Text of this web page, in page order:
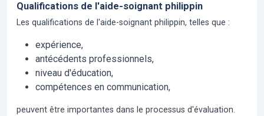
Qualifications de l'aide-soignant philippin
Les qualifications de l'aide-soignant philippin, telles que :
expérience,
antécédents professionnels,
niveau d'éducation,
compétences en communication,
peuvent être importantes dans le processus d'évaluation.